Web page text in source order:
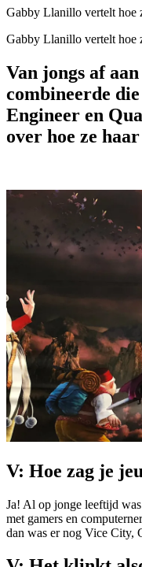
Gabby Llanillo vertelt hoe
Gabby Llanillo vertelt hoe
Van jongs af
combineerde
Engineer en
over hoe ze
V: Hoe zag je
Ja! Al op jonge leeftijd
met gamers en
dan was er nog Vice City,